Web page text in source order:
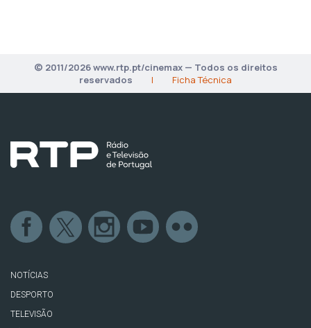
© 2011/2026 www.rtp.pt/cinemax — Todos os direitos
reservados
| Ficha Técnica
NOTÍCIAS
DESPORTO
TELEVISÃO